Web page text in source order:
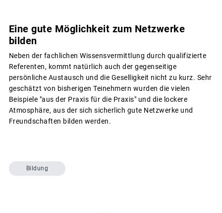
Eine gute Möglichkeit zum Netzwerke
bilden
Neben der fachlichen Wissensvermittlung durch qualifizierte
Referenten, kommt natürlich auch der gegenseitige
persönliche Austausch und die Geselligkeit nicht zu kurz. Sehr
geschätzt von bisherigen Teinehmern wurden die vielen
Beispiele "aus der Praxis für die Praxis" und die lockere
Atmosphäre, aus der sich sicherlich gute Netzwerke und
Freundschaften bilden werden.
Bildung